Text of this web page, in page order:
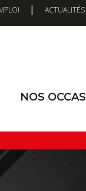
| ACTUALITÉS
NOS